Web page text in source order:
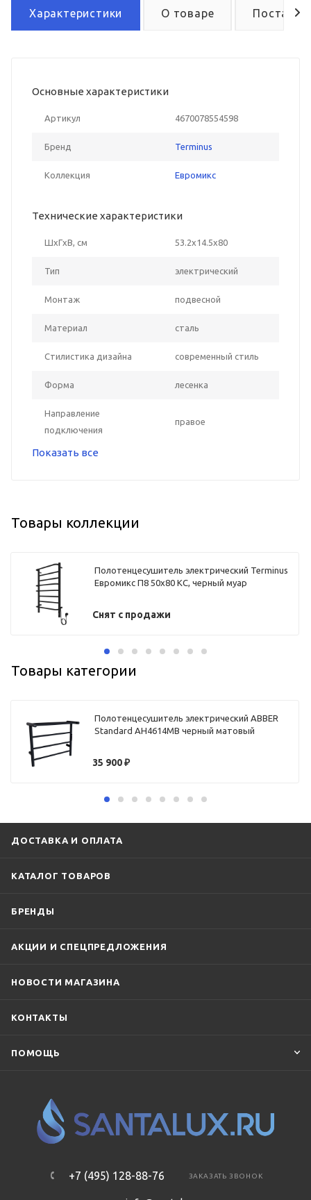
Характеристики О товаре Поставка
Основные характеристики
Артикул 4670078554598
Бренд Terminus
Коллекция Евромикс
Технические характеристики
ШxГxВ, см 53.2x14.5x80
Тип электрический
Монтаж подвесной
Материал сталь
Стилистика дизайна современный стиль
Форма лесенка
Направление
подключения
правое
Показать все
Товары коллекции
Полотенцесушитель электрический Terminus
Евромикс П8 50х80 КС, черный муар
Снят с продажи
Товары категории
Полотенцесушитель электрический ABBER
Standard AH4614MB черный матовый
35 900₽
ДОСТАВКА И ОПЛАТА
КАТАЛОГ ТОВАРОВ
БРЕНДЫ
АКЦИИ И СПЕЦПРЕДЛОЖЕНИЯ
НОВОСТИ МАГАЗИНА
КОНТАКТЫ
ПОМОЩЬ
+7 (495) 128-88-76 ЗАКАЗАТЬ ЗВОНОК